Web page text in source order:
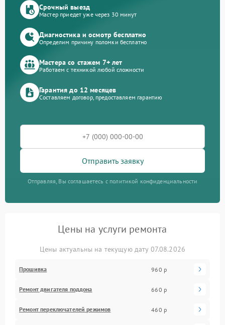
Срочный выезд
Мастер приедет уже через 30 минут
Диагностика и осмотр бесплатно
Определим причину поломки бесплатно
Мастера со стажем 7+ лет
Работаем с техникой любой сложности
Гарантия до 12 месяцев
Составляем договор, предоставляем гарантию
Отправить заявку
Отправляя, Вы соглашаетесь с политикой конфиденциальности
Цены на услуги ремонта
Цены актуальны на текущую дату 07.08.2026
Прошивка 960 р
Ремонт двигателя поддона 660 р
Ремонт переключателей режимов 460 р